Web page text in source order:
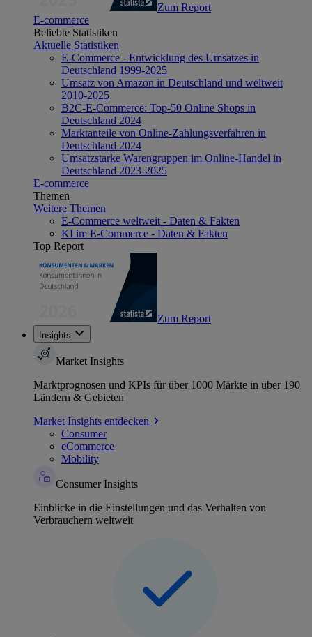
Zum Report
E-commerce
Beliebte Statistiken
Aktuelle Statistiken
E-Commerce - Entwicklung des Umsatzes in
Deutschland 1999-2025
Umsatz von Amazon in Deutschland und weltweit
2010-2025
B2C-E-Commerce: Top-50 Online Shops in
Deutschland 2024
Marktanteile von Online-Zahlungsverfahren in
Deutschland 2024
Umsatzstarke Warengruppen im Online-Handel in
Deutschland 2023-2025
E-commerce
Themen
Weitere Themen
E-Commerce weltweit - Daten & Fakten
KI im E-Commerce - Daten & Fakten
Top Report
Zum Report
Insights
Market Insights
Marktprognosen und KPIs für über 1000 Märkte in über 190
Ländern & Gebieten
Market Insights entdecken
Consumer
eCommerce
Mobility
Consumer Insights
Einblicke in die Einstellungen und das Verhalten von
Verbrauchern weltweit